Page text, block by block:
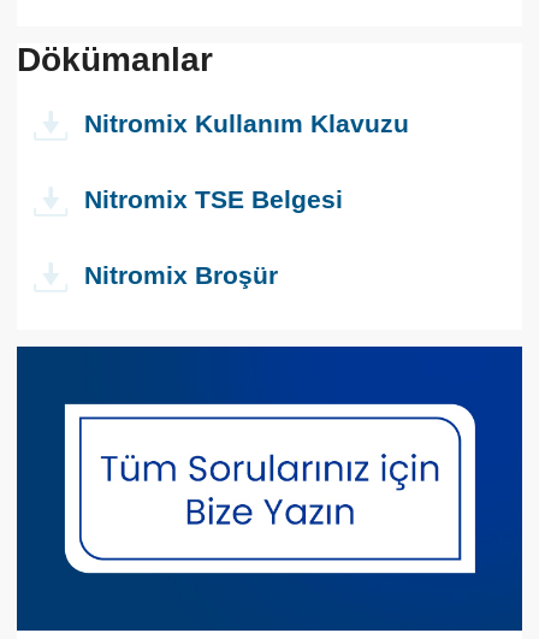
Dökümanlar
Nitromix Kullanım Klavuzu
Nitromix TSE Belgesi
Nitromix Broşür